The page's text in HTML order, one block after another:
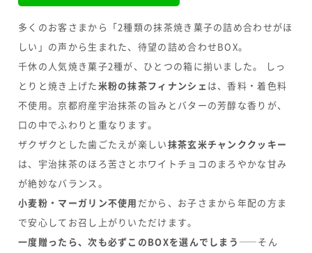
多くのお客さまから「2種類の抹茶焼き菓子の詰め合わせがほ
しい」の声から生まれた、待望の詰め合わせBOX。
千休の人気焼き菓子2種が、ひとつの箱に揃いました。 しっ
とりと焼き上げた米粉の抹茶フィナンシェ は、香料・着色料
不使用。京都府産宇治抹茶の旨みとバターの芳醇な香りが、
口の中でふわりと重なります。
ザクザクとした歯ごたえが楽しい抹茶玄米チャンククッキー
は、宇治抹茶のほろ苦さとホワイトチョコのまろやかな甘み
が絶妙なバランス。
小麦粉・マーガリン不使用 だから、お子さまから年配の方ま
で安心してお召し上がりいただけます。
一度贈ったら、次も必ずこのBOXを選んでしまう ——そん